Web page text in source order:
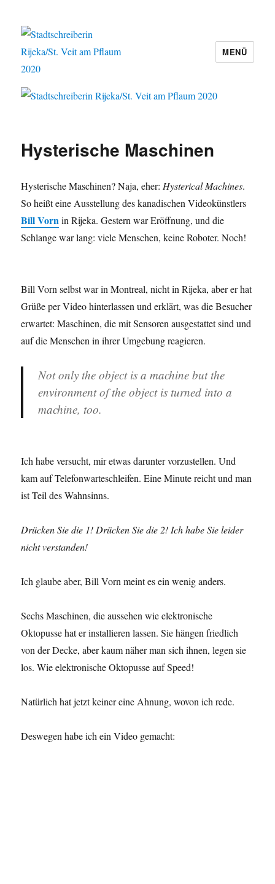
Stadtschreiberin Rijeka/St. Veit am
MENÜ
Hysterische Maschinen
Hysterische Maschinen? Naja, eher:Hysterical Machines.
So heißt eine Ausstellung des kanadischen Videokünstlers
Bill Vornin Rijeka. Gestern war Eröffnung, und die
Schlange war lang: viele Menschen, keine Roboter. Noch!
Bill Vorn selbst war in Montreal, nicht in Rijeka, aber er hat
Grüße per Video hinterlassen und erklärt, was die Besucher
erwartet: Maschinen, die mit Sensoren ausgestattet sind und
auf die Menschen in ihrer Umgebung reagieren.
Not only the object is a machine but the
environment of the object is turned into a
machine, too.
Ich habe versucht, mir etwas darunter vorzustellen. Und
kam auf Telefonwarteschleifen. Eine Minute reicht und man
ist Teil des Wahnsinns.
Drücken Sie die 1! Drücken Sie die 2! Ich habe Sie leider
nicht verstanden!
Ich glaube aber, Bill Vorn meint es ein wenig anders.
Sechs Maschinen, die aussehen wie elektronische
Oktopusse hat er installieren lassen. Sie hängen friedlich
von der Decke, aber kaum näher man sich ihnen, legen sie
los. Wie elektronische Oktopusse auf Speed!
Natürlich hat jetzt keiner eine Ahnung, wovon ich rede.
Deswegen habe ich ein Video gemacht: